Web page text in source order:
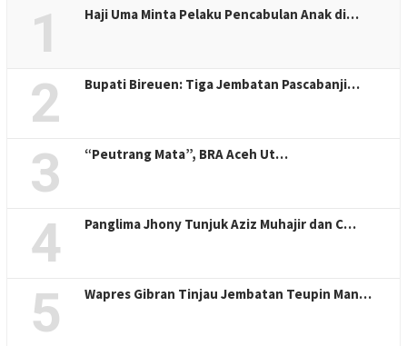
1 Haji Uma Minta Pelaku Pencabulan Anak di…
2 Bupati Bireuen: Tiga Jembatan Pascabanji…
3 “Peutrang Mata”, BRA Aceh Ut…
4 Panglima Jhony Tunjuk Aziz Muhajir dan C…
5 Wapres Gibran Tinjau Jembatan Teupin Man…